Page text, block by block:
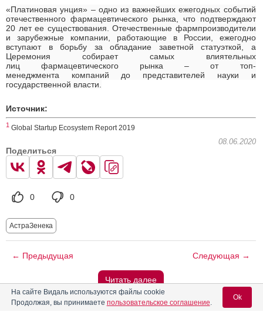
«Платиновая унция» – одно из важнейших ежегодных событий
отечественного фармацевтического рынка, что подтверждают
20 лет ее существования. Отечественные фармпроизводители
и зарубежные компании, работающие в России, ежегодно
вступают в борьбу за обладание заветной статуэткой, а
Церемония собирает самых влиятельных
лиц фармацевтического рынка – от топ-
менеджмента компаний до представителей науки и
государственной власти.
Источник:
1 Global Startup Ecosystem Report 2019
08.06.2020
Поделиться
0 0
АстраЗенека
← Предыдущая Следующая →
Читать далее
Вас может заинтересовать
На сайте Видаль используются файлы cookie
Продолжая, вы принимаете пользовательское соглашение.
Ok